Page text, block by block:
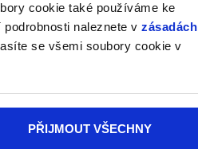
cookie také používáme ke
naleznete v zásadách
se všemi soubory cookie v
PŘIJMOUT VŠECHNY